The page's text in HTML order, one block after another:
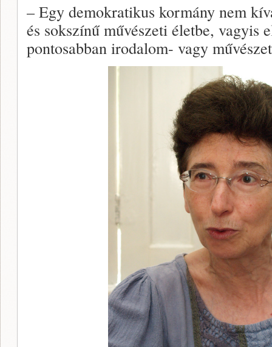
– Egy demokratikus kormány nem
és sokszínű művészeti életbe,
pontosabban irodalom- vagy